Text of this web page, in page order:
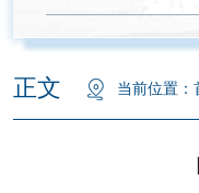
正文 当前位置：